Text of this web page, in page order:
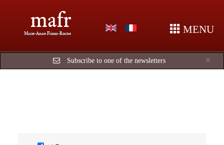
mafr
Marie-Anne Frison-Roche MENU
×
Subscribe to one of the newsletters